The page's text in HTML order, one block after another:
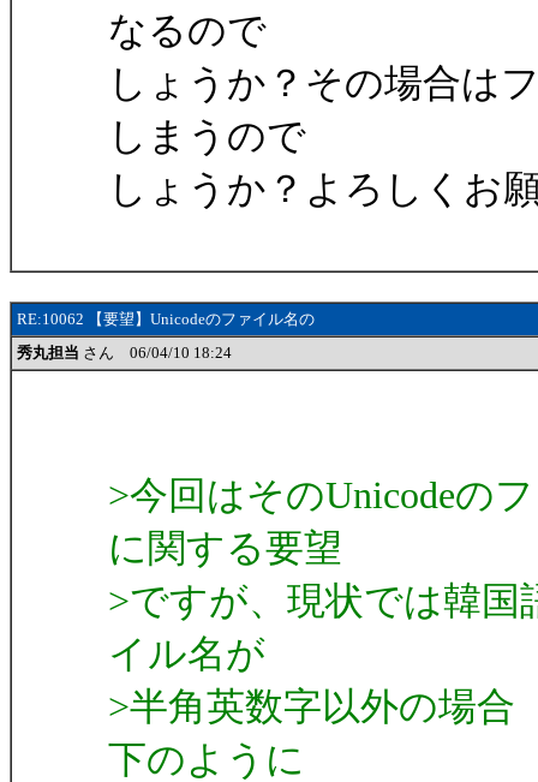
なるので
しょうか？その場合は
しまうので
しょうか？よろしくお
RE:10062 【要望】Unicodeのファイル名の
秀丸担当 さん 06/04/10 18:24
>今回はそのUnicodeの
に関する要望
>ですが、現状では韓
イル名が
>半角英数字以外の場合
下のように